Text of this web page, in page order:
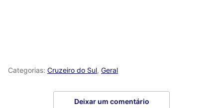
Categorias: Cruzeiro do Sul, Geral
Deixar um comentário